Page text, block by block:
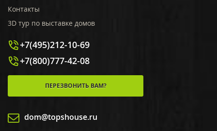
Контакты
3D тур по выставке домов
+7(495)212-10-69
+7(800)777-42-08
ПЕРЕЗВОНИТЬ ВАМ?
dom@topshouse.ru